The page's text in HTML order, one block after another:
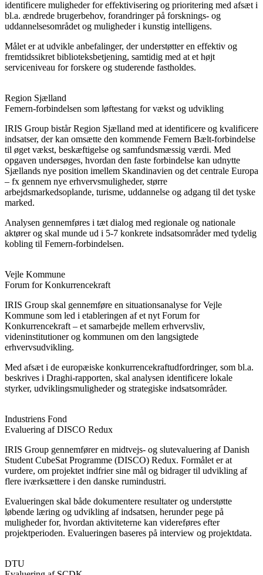
identificere muligheder for effektivisering og prioritering med afsæt i
bl.a. ændrede brugerbehov, forandringer på forsknings- og
uddannelsesområdet og muligheder i kunstig intelligens.
Målet er at udvikle anbefalinger, der understøtter en effektiv og
fremtidssikret biblioteksbetjening, samtidig med at et højt
serviceniveau for forskere og studerende fastholdes.
Region Sjælland
Femern-forbindelsen som løftestang for vækst og udvikling
IRIS Group bistår Region Sjælland med at identificere og kvalificere
indsatser, der kan omsætte den kommende Femern Bælt-forbindelse
til øget vækst, beskæftigelse og samfundsmæssig værdi. Med
opgaven undersøges, hvordan den faste forbindelse kan udnytte
Sjællands nye position imellem Skandinavien og det centrale Europa
– fx gennem nye erhvervsmuligheder, større
arbejdsmarkedsoplande, turisme, uddannelse og adgang til det tyske
marked.
Analysen gennemføres i tæt dialog med regionale og nationale
aktører og skal munde ud i 5-7 konkrete indsatsområder med tydelig
kobling til Femern-forbindelsen.
Vejle Kommune
Forum for Konkurrencekraft
IRIS Group skal gennemføre en situationsanalyse for Vejle
Kommune som led i etableringen af et nyt Forum for
Konkurrencekraft – et samarbejde mellem erhvervsliv,
videninstitutioner og kommunen om den langsigtede
erhvervsudvikling.
Med afsæt i de europæiske konkurrencekraftudfordringer, som bl.a.
beskrives i Draghi-rapporten, skal analysen identificere lokale
styrker, udviklingsmuligheder og strategiske indsatsområder.
Industriens Fond
Evaluering af DISCO Redux
IRIS Group gennemfører en midtvejs- og slutevaluering af Danish
Student CubeSat Programme (DISCO) Redux. Formålet er at
vurdere, om projektet indfrier sine mål og bidrager til udvikling af
flere iværksættere i den danske rumindustri.
Evalueringen skal både dokumentere resultater og understøtte
løbende læring og udvikling af indsatsen, herunder pege på
muligheder for, hvordan aktiviteterne kan videreføres efter
projektperioden. Evalueringen baseres på interview og projektdata.
DTU